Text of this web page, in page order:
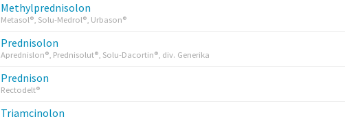
Methylprednisolon
Metasol®, Solu-Medrol®, Urbason®
Prednisolon
Aprednislon®, Prednisolut®, Solu-Dacortin®, div. Generika
Prednison
Rectodelt®
Triamcinolon